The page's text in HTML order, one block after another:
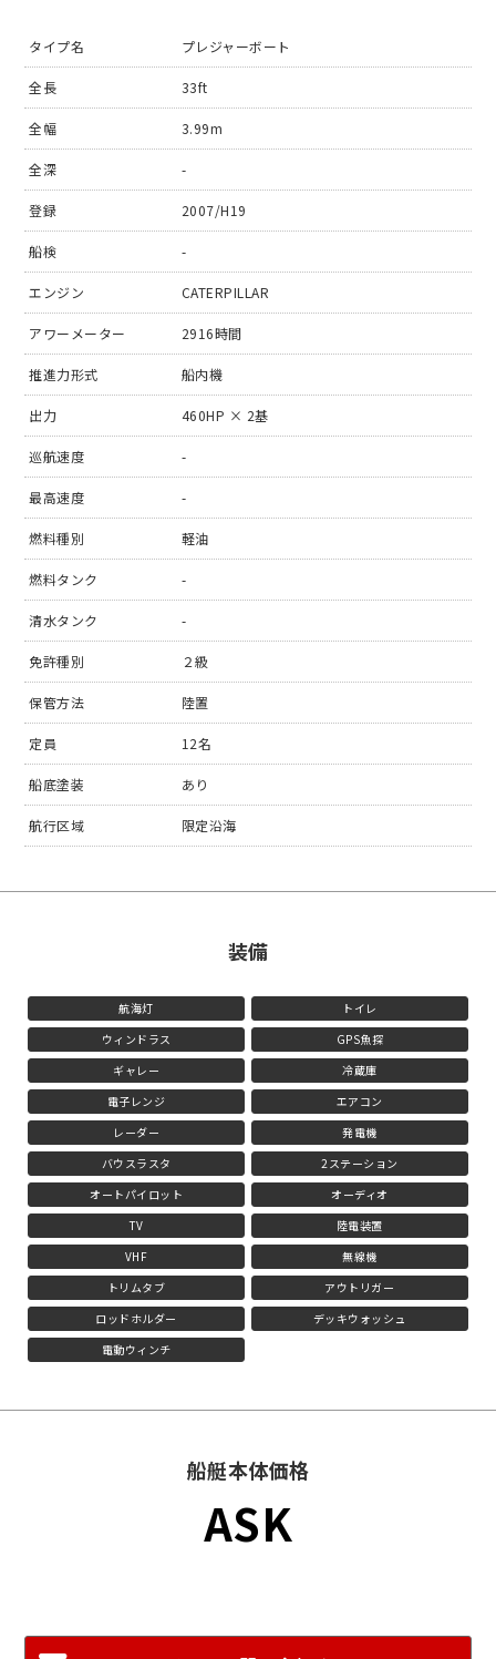
タイプ名 プレジャーボート
全長 33ft
全幅 3.99m
全深 -
登録 2007/H19
船検 -
エンジン CATERPILLAR
アワーメーター 2916時間
推進力形式 船内機
出力 460HP × 2基
巡航速度 -
最高速度 -
燃料種別 軽油
燃料タンク -
清水タンク -
免許種別 ２級
保管方法 陸置
定員 12名
船底塗装 あり
航行区域 限定沿海
装備
航海灯
トイレ
ウィンドラス
GPS魚探
ギャレー
冷蔵庫
電子レンジ
エアコン
レーダー
発電機
バウスラスタ
2ステーション
オートパイロット
オーディオ
TV
陸電装置
VHF
無線機
トリムタブ
アウトリガー
ロッドホルダー
デッキウォッシュ
電動ウィンチ
船艇本体価格
ASK